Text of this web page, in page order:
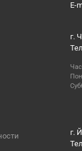
E-
г.
г.